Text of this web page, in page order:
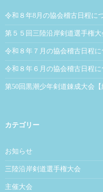
令和８年8月の協会稽古日程に
第５５回三陸沿岸剣道選手権大
令和８年７月の協会稽古日程に
令和８年６月の協会稽古日程に
第50回黒潮少年剣道錬成大会【
カテゴリー
お知らせ
三陸沿岸剣道選手権大会
主催大会